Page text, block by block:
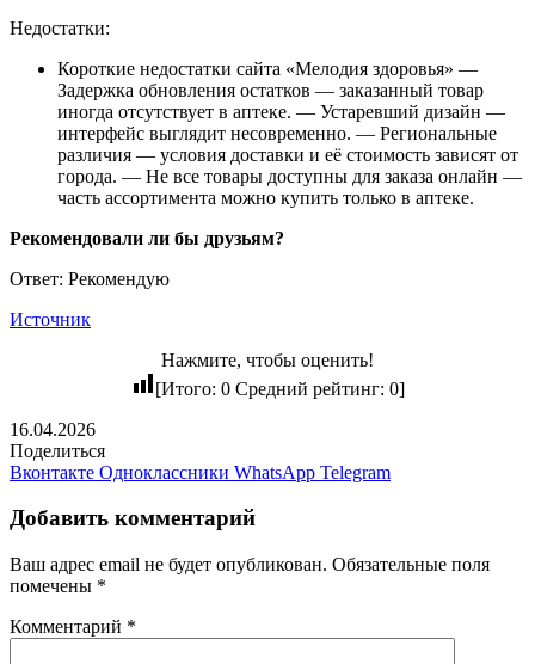
Недостатки:
Короткие недостатки сайта «Мелодия здоровья» —
Задержка обновления остатков — заказанный товар
иногда отсутствует в аптеке. — Устаревший дизайн —
интерфейс выглядит несовременно. — Региональные
различия — условия доставки и её стоимость зависят от
города. — Не все товары доступны для заказа онлайн —
часть ассортимента можно купить только в аптеке.
Рекомендовали ли бы друзьям?
Ответ: Рекомендую
Источник
Нажмите, чтобы оценить!
[Итого: 0Средний рейтинг: 0]
16.04.2026
Поделиться
Вконтакте Одноклассники WhatsApp Telegram
Добавить комментарий
Ваш адрес email не будет опубликован. Обязательные поля
помечены *
Комментарий *